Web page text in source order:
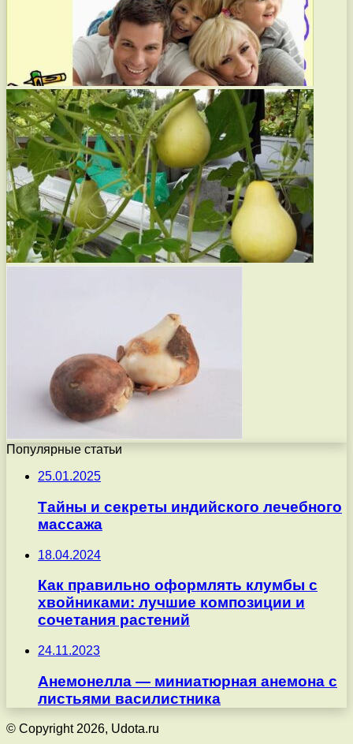
Популярные статьи
25.01.2025
Тайны и секреты индийского лечебного
массажа
18.04.2024
Как правильно оформлять клумбы с
хвойниками: лучшие композиции и
сочетания растений
24.11.2023
Анемонелла — миниатюрная анемона с
листьями василистника
© Copyright 2026, Udota.ru